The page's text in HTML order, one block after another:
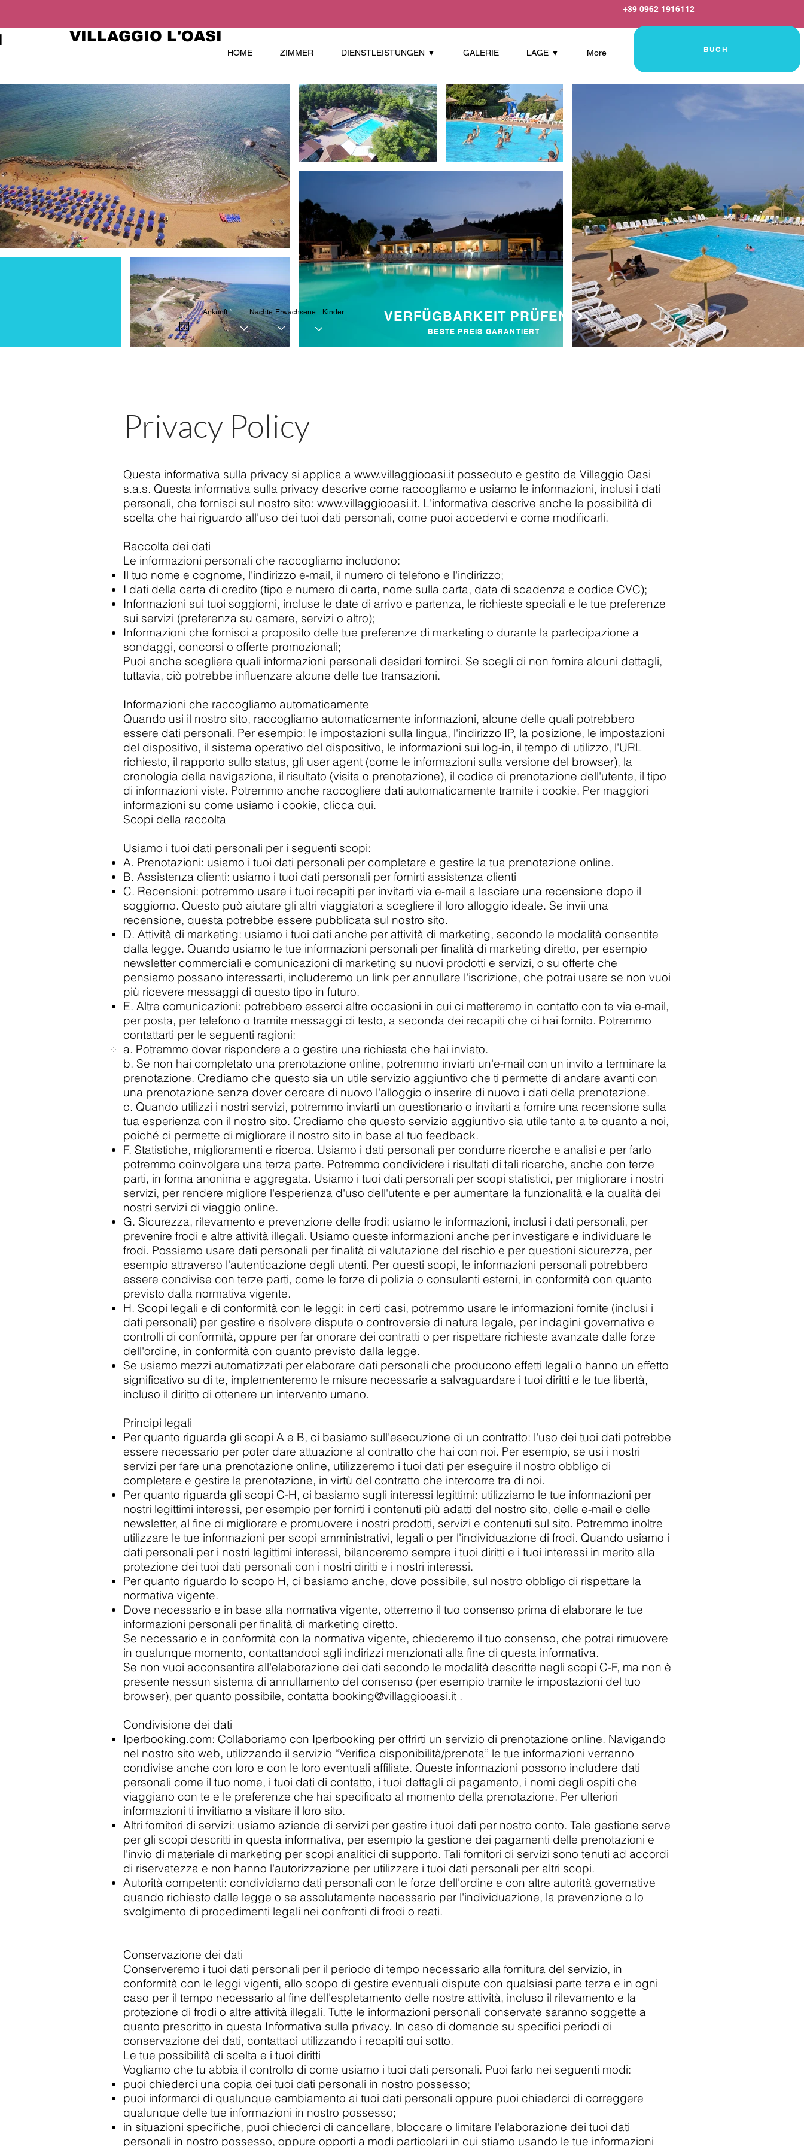
VILLAGGIO L'OASI
BUCH
HOME ZIMMER DIENSTLEISTUNGEN ▼ GALERIE LAGE ▼ More
+39 0962 1916112
Erwachsene
Nächte Kinder
Ankunft *r
e
q
u
i
r
VERFÜGBARKEIT PRÜFEN
BESTE PREIS GARANTIERT
Privacy Policy
Questa informativa sulla privacy si applica a www.villaggiooasi.it posseduto e gestito da Villaggio Oasi
s.a.s. Questa informativa sulla privacy descrive come raccogliamo e usiamo le informazioni, inclusi i dati
personali, che fornisci sul nostro sito: www.villaggiooasi.it. L'informativa descrive anche le possibilità di
scelta che hai riguardo all'uso dei tuoi dati personali, come puoi accedervi e come modificarli.
Raccolta dei dati
Le informazioni personali che raccogliamo includono:
Il tuo nome e cognome, l'indirizzo e-mail, il numero di telefono e l'indirizzo;
I dati della carta di credito (tipo e numero di carta, nome sulla carta, data di scadenza e codice CVC);
Informazioni sui tuoi soggiorni, incluse le date di arrivo e partenza, le richieste speciali e le tue preferenze
sui servizi (preferenza su camere, servizi o altro);
Informazioni che fornisci a proposito delle tue preferenze di marketing o durante la partecipazione a
sondaggi, concorsi o offerte promozionali;
Puoi anche scegliere quali informazioni personali desideri fornirci. Se scegli di non fornire alcuni dettagli,
tuttavia, ciò potrebbe influenzare alcune delle tue transazioni.
Informazioni che raccogliamo automaticamente
Quando usi il nostro sito, raccogliamo automaticamente informazioni, alcune delle quali potrebbero
essere dati personali. Per esempio: le impostazioni sulla lingua, l'indirizzo IP, la posizione, le impostazioni
del dispositivo, il sistema operativo del dispositivo, le informazioni sui log-in, il tempo di utilizzo, l'URL
richiesto, il rapporto sullo status, gli user agent (come le informazioni sulla versione del browser), la
cronologia della navigazione, il risultato (visita o prenotazione), il codice di prenotazione dell'utente, il tipo
di informazioni viste. Potremmo anche raccogliere dati automaticamente tramite i cookie. Per maggiori
informazioni su come usiamo i cookie, clicca qui.
Scopi della raccolta
Usiamo i tuoi dati personali per i seguenti scopi:
A. Prenotazioni: usiamo i tuoi dati personali per completare e gestire la tua prenotazione online.
B. Assistenza clienti: usiamo i tuoi dati personali per fornirti assistenza clienti
C. Recensioni: potremmo usare i tuoi recapiti per invitarti via e-mail a lasciare una recensione dopo il
soggiorno. Questo può aiutare gli altri viaggiatori a scegliere il loro alloggio ideale. Se invii una
recensione, questa potrebbe essere pubblicata sul nostro sito.
D. Attività di marketing: usiamo i tuoi dati anche per attività di marketing, secondo le modalità consentite
dalla legge. Quando usiamo le tue informazioni personali per finalità di marketing diretto, per esempio
newsletter commerciali e comunicazioni di marketing su nuovi prodotti e servizi, o su offerte che
pensiamo possano interessarti, includeremo un link per annullare l'iscrizione, che potrai usare se non vuoi
più ricevere messaggi di questo tipo in futuro.
E. Altre comunicazioni: potrebbero esserci altre occasioni in cui ci metteremo in contatto con te via e-mail,
per posta, per telefono o tramite messaggi di testo, a seconda dei recapiti che ci hai fornito. Potremmo
contattarti per le seguenti ragioni:
a. Potremmo dover rispondere a o gestire una richiesta che hai inviato.
b. Se non hai completato una prenotazione online, potremmo inviarti un'e-mail con un invito a terminare la
prenotazione. Crediamo che questo sia un utile servizio aggiuntivo che ti permette di andare avanti con
una prenotazione senza dover cercare di nuovo l'alloggio o inserire di nuovo i dati della prenotazione.
c. Quando utilizzi i nostri servizi, potremmo inviarti un questionario o invitarti a fornire una recensione sulla
tua esperienza con il nostro sito. Crediamo che questo servizio aggiuntivo sia utile tanto a te quanto a noi,
poiché ci permette di migliorare il nostro sito in base al tuo feedback.
F. Statistiche, miglioramenti e ricerca. Usiamo i dati personali per condurre ricerche e analisi e per farlo
potremmo coinvolgere una terza parte. Potremmo condividere i risultati di tali ricerche, anche con terze
parti, in forma anonima e aggregata. Usiamo i tuoi dati personali per scopi statistici, per migliorare i nostri
servizi, per rendere migliore l'esperienza d'uso dell'utente e per aumentare la funzionalità e la qualità dei
nostri servizi di viaggio online.
G. Sicurezza, rilevamento e prevenzione delle frodi: usiamo le informazioni, inclusi i dati personali, per
prevenire frodi e altre attività illegali. Usiamo queste informazioni anche per investigare e individuare le
frodi. Possiamo usare dati personali per finalità di valutazione del rischio e per questioni sicurezza, per
esempio attraverso l'autenticazione degli utenti. Per questi scopi, le informazioni personali potrebbero
essere condivise con terze parti, come le forze di polizia o consulenti esterni, in conformità con quanto
previsto dalla normativa vigente.
H. Scopi legali e di conformità con le leggi: in certi casi, potremmo usare le informazioni fornite (inclusi i
dati personali) per gestire e risolvere dispute o controversie di natura legale, per indagini governative e
controlli di conformità, oppure per far onorare dei contratti o per rispettare richieste avanzate dalle forze
dell'ordine, in conformità con quanto previsto dalla legge.
Se usiamo mezzi automatizzati per elaborare dati personali che producono effetti legali o hanno un effetto
significativo su di te, implementeremo le misure necessarie a salvaguardare i tuoi diritti e le tue libertà,
incluso il diritto di ottenere un intervento umano.
Principi legali
Per quanto riguarda gli scopi A e B, ci basiamo sull'esecuzione di un contratto: l'uso dei tuoi dati potrebbe
essere necessario per poter dare attuazione al contratto che hai con noi. Per esempio, se usi i nostri
servizi per fare una prenotazione online, utilizzeremo i tuoi dati per eseguire il nostro obbligo di
completare e gestire la prenotazione, in virtù del contratto che intercorre tra di noi.
Per quanto riguarda gli scopi C-H, ci basiamo sugli interessi legittimi: utilizziamo le tue informazioni per
nostri legittimi interessi, per esempio per fornirti i contenuti più adatti del nostro sito, delle e-mail e delle
newsletter, al fine di migliorare e promuovere i nostri prodotti, servizi e contenuti sul sito. Potremmo inoltre
utilizzare le tue informazioni per scopi amministrativi, legali o per l'individuazione di frodi. Quando usiamo i
dati personali per i nostri legittimi interessi, bilanceremo sempre i tuoi diritti e i tuoi interessi in merito alla
protezione dei tuoi dati personali con i nostri diritti e i nostri interessi.
Per quanto riguardo lo scopo H, ci basiamo anche, dove possibile, sul nostro obbligo di rispettare la
normativa vigente.
Dove necessario e in base alla normativa vigente, otterremo il tuo consenso prima di elaborare le tue
informazioni personali per finalità di marketing diretto.
Se necessario e in conformità con la normativa vigente, chiederemo il tuo consenso, che potrai rimuovere
in qualunque momento, contattandoci agli indirizzi menzionati alla fine di questa informativa.
Se non vuoi acconsentire all'elaborazione dei dati secondo le modalità descritte negli scopi C-F, ma non è
presente nessun sistema di annullamento del consenso (per esempio tramite le impostazioni del tuo
browser), per quanto possibile, contatta booking@villaggiooasi.it .
Condivisione dei dati
Iperbooking.com: Collaboriamo con Iperbooking per offrirti un servizio di prenotazione online. Navigando
nel nostro sito web, utilizzando il servizio “Verifica disponibilità/prenota” le tue informazioni verranno
condivise anche con loro e con le loro eventuali affiliate. Queste informazioni possono includere dati
personali come il tuo nome, i tuoi dati di contatto, i tuoi dettagli di pagamento, i nomi degli ospiti che
viaggiano con te e le preferenze che hai specificato al momento della prenotazione. Per ulteriori
informazioni ti invitiamo a visitare il loro sito.
Altri fornitori di servizi: usiamo aziende di servizi per gestire i tuoi dati per nostro conto. Tale gestione serve
per gli scopi descritti in questa informativa, per esempio la gestione dei pagamenti delle prenotazioni e
l'invio di materiale di marketing per scopi analitici di supporto. Tali fornitori di servizi sono tenuti ad accordi
di riservatezza e non hanno l'autorizzazione per utilizzare i tuoi dati personali per altri scopi.
Autorità competenti: condividiamo dati personali con le forze dell'ordine e con altre autorità governative
quando richiesto dalle legge o se assolutamente necessario per l'individuazione, la prevenzione o lo
svolgimento di procedimenti legali nei confronti di frodi o reati.
Conservazione dei dati
Conserveremo i tuoi dati personali per il periodo di tempo necessario alla fornitura del servizio, in
conformità con le leggi vigenti, allo scopo di gestire eventuali dispute con qualsiasi parte terza e in ogni
caso per il tempo necessario al fine dell'espletamento delle nostre attività, incluso il rilevamento e la
protezione di frodi o altre attività illegali. Tutte le informazioni personali conservate saranno soggette a
quanto prescritto in questa Informativa sulla privacy. In caso di domande su specifici periodi di
conservazione dei dati, contattaci utilizzando i recapiti qui sotto.
Le tue possibilità di scelta e i tuoi diritti
Vogliamo che tu abbia il controllo di come usiamo i tuoi dati personali. Puoi farlo nei seguenti modi:
puoi chiederci una copia dei tuoi dati personali in nostro possesso;
puoi informarci di qualunque cambiamento ai tuoi dati personali oppure puoi chiederci di correggere
qualunque delle tue informazioni in nostro possesso;
in situazioni specifiche, puoi chiederci di cancellare, bloccare o limitare l'elaborazione dei tuoi dati
personali in nostro possesso, oppure opporti a modi particolari in cui stiamo usando le tue informazioni